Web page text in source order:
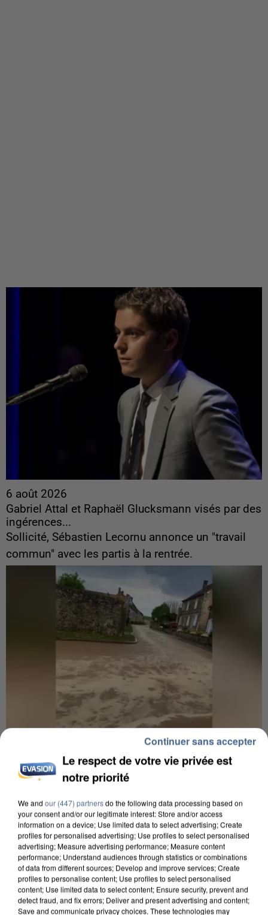
6 août 2026
Gabriel Attal et Raphaël Glucksmann visés par des
ingérences...
Sollicité, Sébastien Lecornu annonce un "travail
commun" avec les partis à la rentrée.
6 août 2026
Une touriste de l’Oise emportée par une coulée de
boue en Haute-Savoie
Son corps a été retrouvé à cinq kilomètres de là.
Le respect de votre vie privée est
notre priorité
We and our (447) partnersdo the following data processing based on
your consent and/or our legitimate interest: Store and/or access
information on a device; Use limited data to select advertising; Create
profiles for personalised advertising; Use profiles to select personalised
advertising; Measure advertising performance; Measure content
performance; Understand audiences through statistics or combinations
of data from different sources; Develop and improve services; Create
profiles to personalise content; Use profiles to select personalised
content; Use limited data to select content; Ensure security, prevent and
detect fraud, and fix errors; Deliver and present advertising and content;
Save and communicate privacy choices. These technologies may
Continuer sans accepter